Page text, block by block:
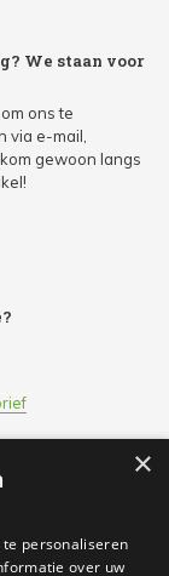
We staan voor
ons te
via e-mail,
gewoon langs
×
personaliseren
over uw